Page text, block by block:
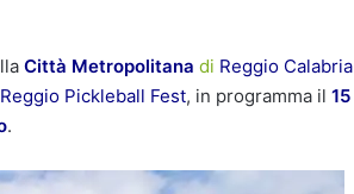
Città Metropolitana di Reggio Calabria
Reggio Pickleball Fest, in programma il 15
.